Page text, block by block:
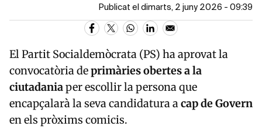
Publicat el dimarts, 2 juny 2026 - 09:39
ElPartit Socialdemòcrata (PS) ha aprovat la
convocatòria deprimàries obertes a la
ciutadaniaper escollir la persona que
encapçalarà la seva candidatura acap de Govern
en els pròxims comicis.